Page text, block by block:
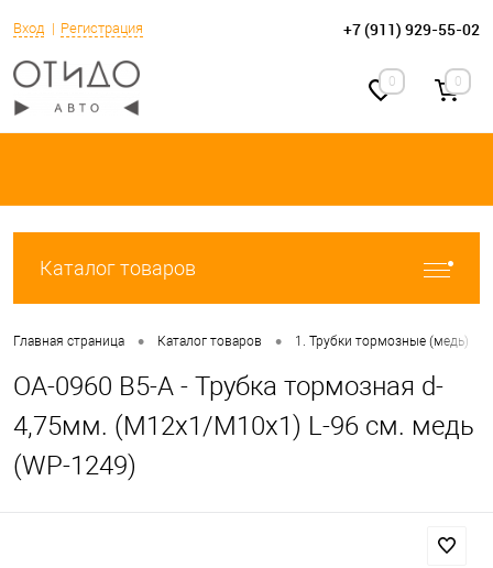
Вход Регистрация +7 (911) 929-55-02
0 0
Каталог товаров
Главная страница • Каталог товаров • 1. Трубки тормозные (медь)
OA-0960 B5-A - Трубка тормозная d-
4,75мм. (М12х1/М10х1) L-96 см. медь
(WP-1249)